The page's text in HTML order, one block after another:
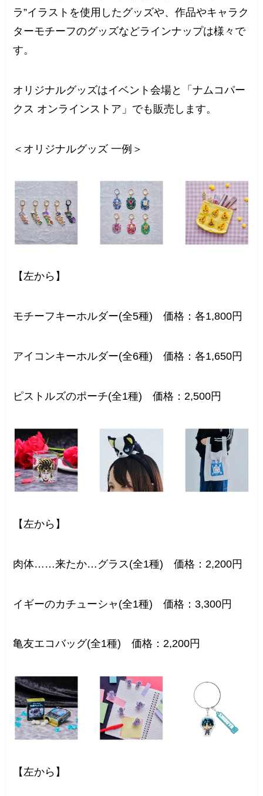
ラ”イラストを使用したグッズや、作品やキャラク
ターモチーフのグッズなどラインナップは様々で
す。
オリジナルグッズはイベント会場と「ナムコパー
クス オンラインストア」でも販売します。
＜オリジナルグッズ 一例＞
【左から】
モチーフキーホルダー(全5種) 価格：各1,800円
アイコンキーホルダー(全6種) 価格：各1,650円
ピストルズのポーチ(全1種) 価格：2,500円
【左から】
肉体……来たか…グラス(全1種) 価格：2,200円
イギーのカチューシャ(全1種) 価格：3,300円
亀友エコバッグ(全1種) 価格：2,200円
【左から】